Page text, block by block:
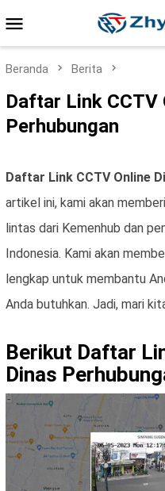
ke
Mobile
Beranda Berita
Daftar Link CCTV
Perhubungan
Daftar Link CCTV Online
artikel ini, kami akan
lintas dari Kemenhub dan
Indonesia. Kami akan
lengkap untuk membantu
Anda butuhkan. Jadi, mari
Berikut Daftar
Dinas